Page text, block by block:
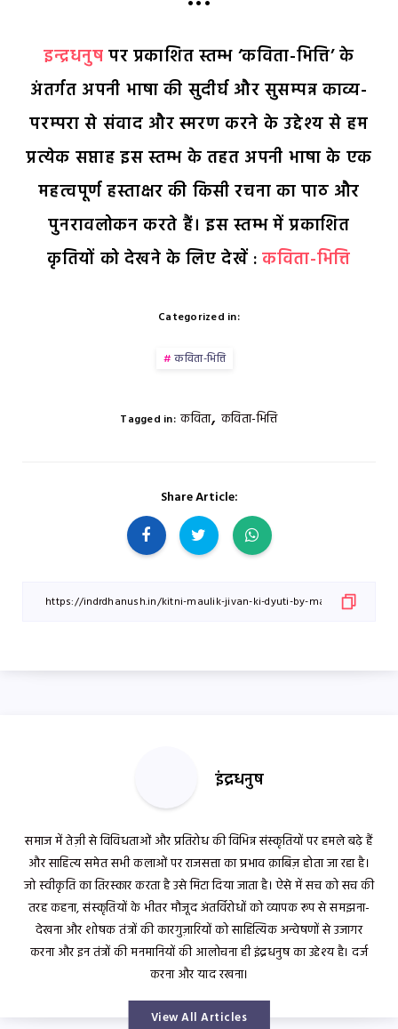
इन्द्रधनुष पर प्रकाशित स्तम्भ ‘कविता-भित्ति’ के
अंतर्गत अपनी भाषा की सुदीर्घ और सुसम्पन्न काव्य-
परम्परा से संवाद और स्मरण करने के उद्देश्य से हम
प्रत्येक सप्ताह इस स्तम्भ के तहत अपनी भाषा के एक
महत्वपूर्ण हस्ताक्षर की किसी रचना का पाठ और
पुनरावलोकन करते हैं। इस स्तम्भ में प्रकाशित
कृतियों को देखने के लिए देखें :कविता-भित्ति
Categorized in:
कविता-भित्ति
Tagged in: कविता, कविता-भित्ति
Share Article:
इंद्रधनुष
समाज में तेज़ी से विविधताओं और प्रतिरोध की विभिन्न संस्कृतियों पर हमले बढ़े हैं
और साहित्य समेत सभी कलाओं पर राजसत्ता का प्रभाव क़ाबिज़ होता जा रहा है।
जो स्वीकृति का तिरस्कार करता है उसे मिटा दिया जाता है। ऐसे में सच को सच की
तरह कहना, संस्कृतियों के भीतर मौजूद अंतर्विरोधों को व्यापक रूप से समझना-
देखना और शोषक तंत्रों की कारगुज़ारियों को साहित्यिक अन्वेषणों से उजागर
करना और इन तंत्रों की मनमानियों की आलोचना ही इंद्रधनुष का उद्देश्य है। दर्ज
करना और याद रखना।
View All Articles